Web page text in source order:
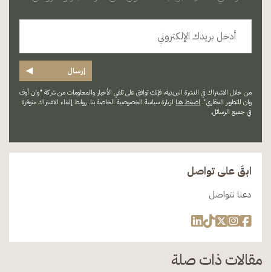
إرسال ◀
من خلال الاشتراك في النشرة البريدية، فإنك توافق على تلقي الأخبار والمعلومات من شركة "وان أوف
وان للتطوير العقاري". اضغط هنا لزيارة سياسة الخصوصية الخاصة بنا. روابط إلغاء الاشتراك متوفرة
في جميع الرسائل.
ابقَ على تواصل
دعنا نتواصل
مقالات ذات صلة